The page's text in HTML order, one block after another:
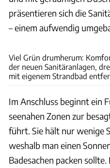
präsentieren sich die
– einem aufwendig
Viel Grün drumherum:
der neuen Sanitäranlagen,
mit eigenem Strandbad
Im Anschluss beginnt ein
seenahen Zonen zur
führt. Sie hält nur wenige
weshalb man einen
Badesachen packen